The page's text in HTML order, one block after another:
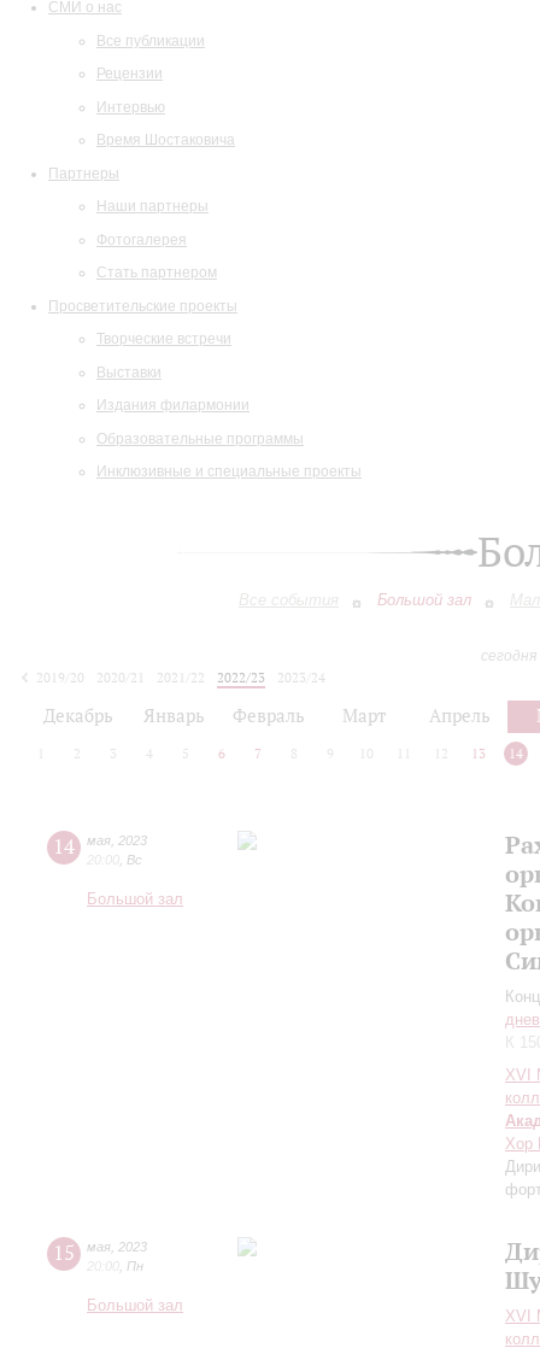
СМИ о нас
Все публикации
Рецензии
Интервью
Время Шостаковича
Партнеры
Наши партнеры
Фотогалерея
Стать партнером
Просветительские проекты
Творческие встречи
Выставки
Издания филармонии
Образовательные программы
Инклюзивные и специальные проекты
Все события Большой зал
2019/20
2020/21 2021/22 2022/23
2023/24
Декабрь Январь Февраль Март Апрель
2 3 4 5 6 7 8 9 10 12 13 14
14 мая 2023
20:00 Вс
Большой зал
К
XVI
Хор
15 мая 2023
20:00 Пн
Большой зал
XVI